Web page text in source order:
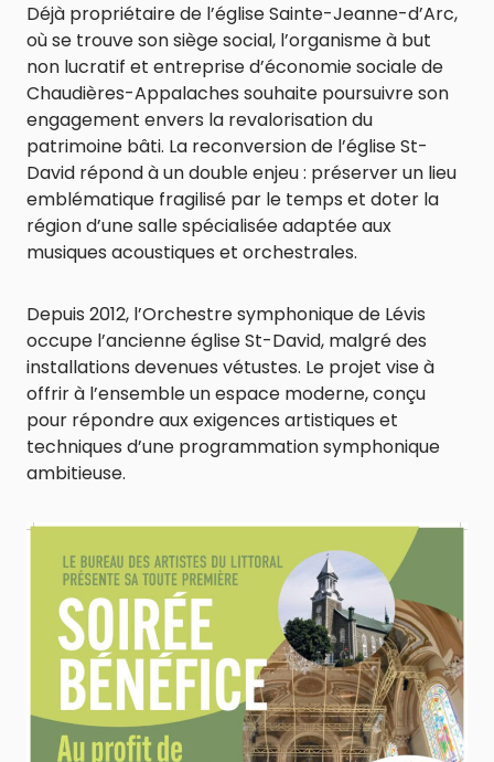
Déjà propriétaire de l’église Sainte-Jeanne-d’Arc,
où se trouve son siège social, l’organisme à but
non lucratif et entreprise d’économie sociale de
Chaudières-Appalaches souhaite poursuivre son
engagement envers la revalorisation du
patrimoine bâti. La reconversion de l’église St-
David répond à un double enjeu : préserver un lieu
emblématique fragilisé par le temps et doter la
région d’une salle spécialisée adaptée aux
musiques acoustiques et orchestrales.
Depuis 2012, l’Orchestre symphonique de Lévis
occupe l’ancienne église St-David, malgré des
installations devenues vétustes. Le projet vise à
offrir à l’ensemble un espace moderne, conçu
pour répondre aux exigences artistiques et
techniques d’une programmation symphonique
ambitieuse.